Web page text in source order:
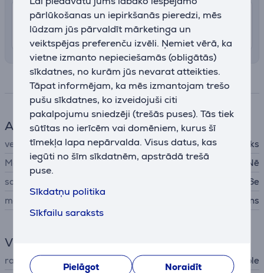
pārlūkošanas un iepirkšanās pieredzi, mēs
lūdzam jūs pārvaldīt mārketinga un
veiktspējas preferenču izvēli. Ņemiet vērā, ka
vietne izmanto nepieciešamās (obligātās)
sīkdatnes, no kurām jūs nevarat atteikties.
Tāpat informējam, ka mēs izmantojam trešo
pušu sīkdatnes, ko izveidojuši citi
pakalpojumu sniedzēji (trešās puses). Tās tiek
sūtītas no ierīcēm vai domēniem, kurus šī
tīmekļa lapa nepārvalda. Visus datus, kas
iegūti no šīm sīkdatnēm, apstrādā trešā
puse.
Sīkdatņu politika
Sīkfailu saraksts
Pielāgot
Noraidīt
Piegāde Latvijas teritorijā ar uznešanu
13. - 15. augusts
7.99 €
Specifikācija
Aksesuāri telefonam
veids
Aizsargājošs apvalks
MagSafe
Nē
savietojams ar telefoniem
Apple iPhone 16e
materiāls
silikons
Vispārējais parametrs
ražotājs
Apple